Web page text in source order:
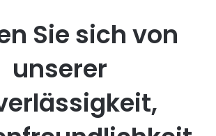
Sie sich von
unserer